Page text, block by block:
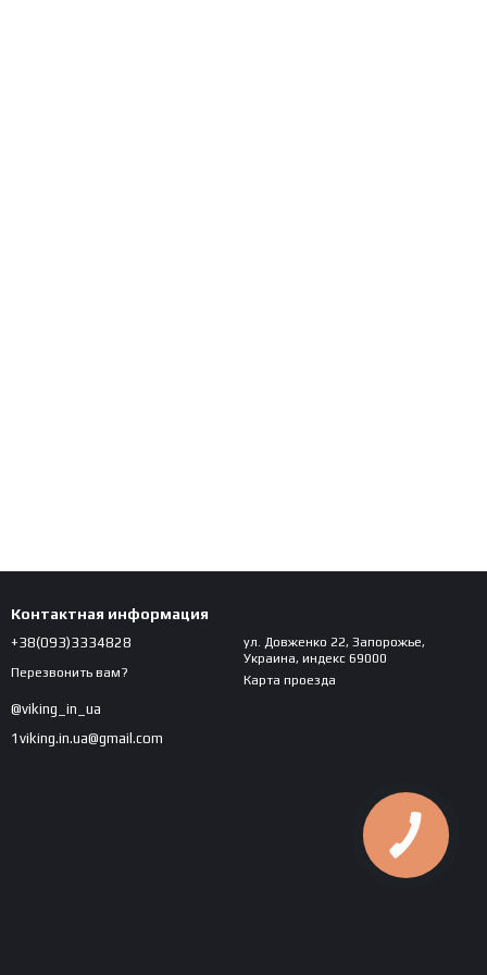
Контактная информация
+38(093)3334828
Перезвонить вам?
@viking_in_ua
1viking.in.ua@gmail.com
ул. Довженко 22, Запорожье,
Украина, индекс 69000
Карта проезда